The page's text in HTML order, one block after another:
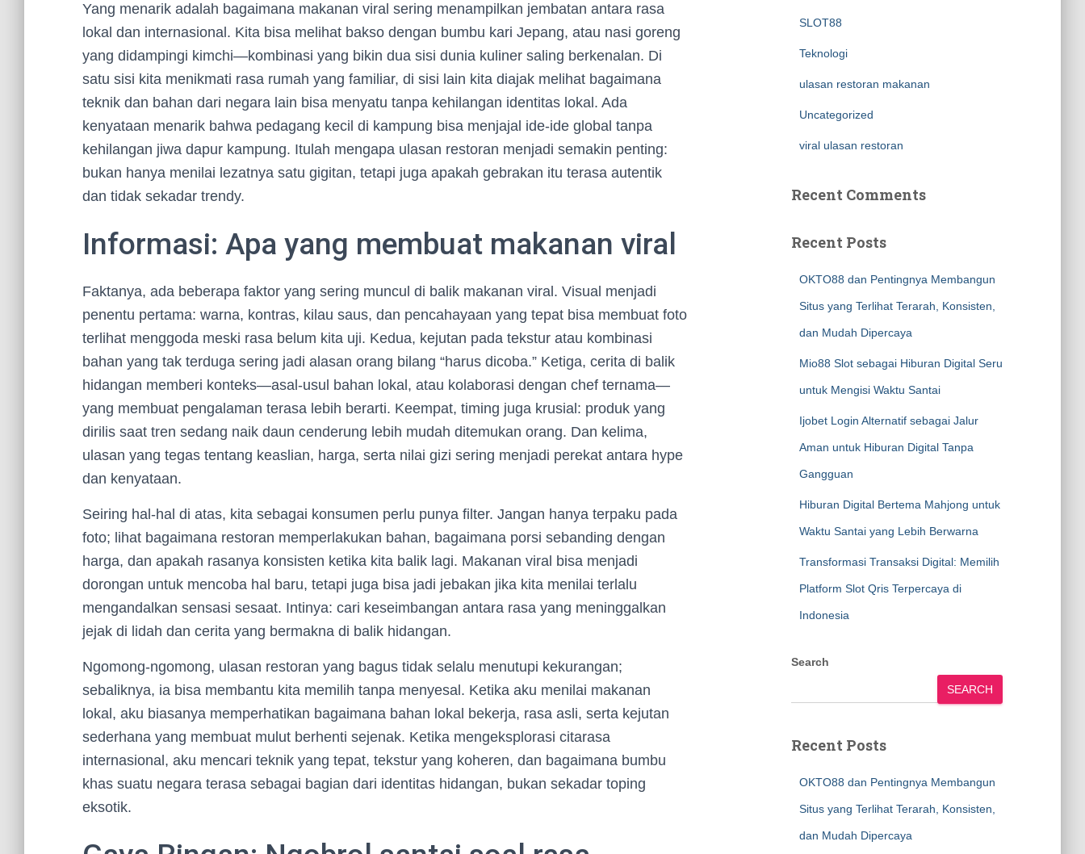
Yang menarik adalah bagaimana makanan viral sering menampilkan jembatan antara rasa
lokal dan internasional. Kita bisa melihat bakso dengan bumbu kari Jepang, atau nasi goreng
yang didampingi kimchi—kombinasi yang bikin dua sisi dunia kuliner saling berkenalan. Di
satu sisi kita menikmati rasa rumah yang familiar, di sisi lain kita diajak melihat bagaimana
teknik dan bahan dari negara lain bisa menyatu tanpa kehilangan identitas lokal. Ada
kenyataan menarik bahwa pedagang kecil di kampung bisa menjajal ide-ide global tanpa
kehilangan jiwa dapur kampung. Itulah mengapa ulasan restoran menjadi semakin penting:
bukan hanya menilai lezatnya satu gigitan, tetapi juga apakah gebrakan itu terasa autentik
dan tidak sekadar trendy.
Informasi: Apa yang membuat makanan viral
Faktanya, ada beberapa faktor yang sering muncul di balik makanan viral. Visual menjadi
penentu pertama: warna, kontras, kilau saus, dan pencahayaan yang tepat bisa membuat foto
terlihat menggoda meski rasa belum kita uji. Kedua, kejutan pada tekstur atau kombinasi
bahan yang tak terduga sering jadi alasan orang bilang “harus dicoba.” Ketiga, cerita di balik
hidangan memberi konteks—asal-usul bahan lokal, atau kolaborasi dengan chef ternama—
yang membuat pengalaman terasa lebih berarti. Keempat, timing juga krusial: produk yang
dirilis saat tren sedang naik daun cenderung lebih mudah ditemukan orang. Dan kelima,
ulasan yang tegas tentang keaslian, harga, serta nilai gizi sering menjadi perekat antara hype
dan kenyataan.
Seiring hal-hal di atas, kita sebagai konsumen perlu punya filter. Jangan hanya terpaku pada
foto; lihat bagaimana restoran memperlakukan bahan, bagaimana porsi sebanding dengan
harga, dan apakah rasanya konsisten ketika kita balik lagi. Makanan viral bisa menjadi
dorongan untuk mencoba hal baru, tetapi juga bisa jadi jebakan jika kita menilai terlalu
mengandalkan sensasi sesaat. Intinya: cari keseimbangan antara rasa yang meninggalkan
jejak di lidah dan cerita yang bermakna di balik hidangan.
Ngomong-ngomong, ulasan restoran yang bagus tidak selalu menutupi kekurangan;
sebaliknya, ia bisa membantu kita memilih tanpa menyesal. Ketika aku menilai makanan
lokal, aku biasanya memperhatikan bagaimana bahan lokal bekerja, rasa asli, serta kejutan
sederhana yang membuat mulut berhenti sejenak. Ketika mengeksplorasi citarasa
internasional, aku mencari teknik yang tepat, tekstur yang koheren, dan bagaimana bumbu
khas suatu negara terasa sebagai bagian dari identitas hidangan, bukan sekadar toping
eksotik.
SLOT88
Teknologi
ulasan restoran makanan
Uncategorized
viral ulasan restoran
Recent Comments
Recent Posts
OKTO88 dan Pentingnya Membangun
Situs yang Terlihat Terarah, Konsisten,
dan Mudah Dipercaya
Mio88 Slot sebagai Hiburan Digital Seru
untuk Mengisi Waktu Santai
Ijobet Login Alternatif sebagai Jalur
Aman untuk Hiburan Digital Tanpa
Gangguan
Hiburan Digital Bertema Mahjong untuk
Waktu Santai yang Lebih Berwarna
Transformasi Transaksi Digital: Memilih
Platform Slot Qris Terpercaya di
Indonesia
Search
SEARCH
Recent Posts
OKTO88 dan Pentingnya Membangun
Situs yang Terlihat Terarah, Konsisten,
dan Mudah Dipercaya